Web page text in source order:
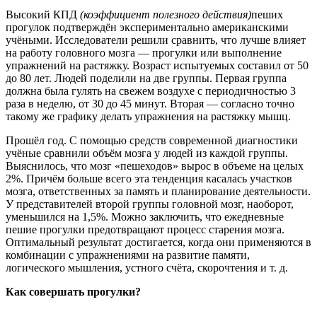
Высокий КПД (коэффициент полезного действия)пеших
прогулок подтверждён экспериментально американскими
учёными. Исследователи решили сравнить, что лучше влияет
на работу головного мозга — прогулки или выполнение
упражнений на растяжку. Возраст испытуемых составил от 50
до 80 лет. Людей поделили на две группы. Первая группа
должна была гулять на свежем воздухе с периодичностью 3
раза в неделю, от 30 до 45 минут. Вторая — согласно точно
такому же графику делать упражнения на растяжку мышц.
Прошёл год. С помощью средств современной диагностики
учёные сравнили объём мозга у людей из каждой группы.
Выяснилось, что мозг «пешеходов» вырос в объеме на целых
2%. Причём больше всего эта тенденция касалась участков
мозга, ответственных за память и планирование деятельности.
У представителей второй группы головной мозг, наоборот,
уменьшился на 1,5%. Можно заключить, что ежедневные
пешие прогулки предотвращают процесс старения мозга.
Оптимальный результат достигается, когда они применяются в
комбинации с упражнениями на развитие памяти,
логического мышления, устного счёта, скорочтения и т. д.
Как совершать прогулки?